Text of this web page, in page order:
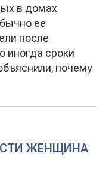
в домах
ее
после
иногда сроки
почему
ЖЕНЩИНА